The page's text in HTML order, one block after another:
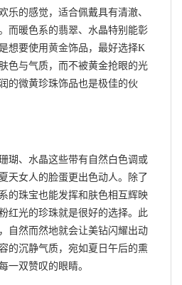
乐的感觉，适合佩戴具有清澈、
而暖色系的翡翠、水晶特别能彰
想要使用黄金饰品，最好选择K
色与气质，而不被黄金抢眼的光
的微黄珍珠饰品也是极佳的伙
瑚、水晶这些带有自然白色调或
天女人的脸蛋更出色动人。除了
的珠宝也能发挥和肤色相互辉映
红光的珍珠就是很好的选择。此
自然而然地就会让美钻闪耀出动
的沉静气质，宛如夏日午后的熏
一双赞叹的眼睛。